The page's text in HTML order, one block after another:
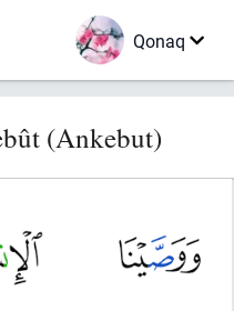
Qonaq
(Ankebut)